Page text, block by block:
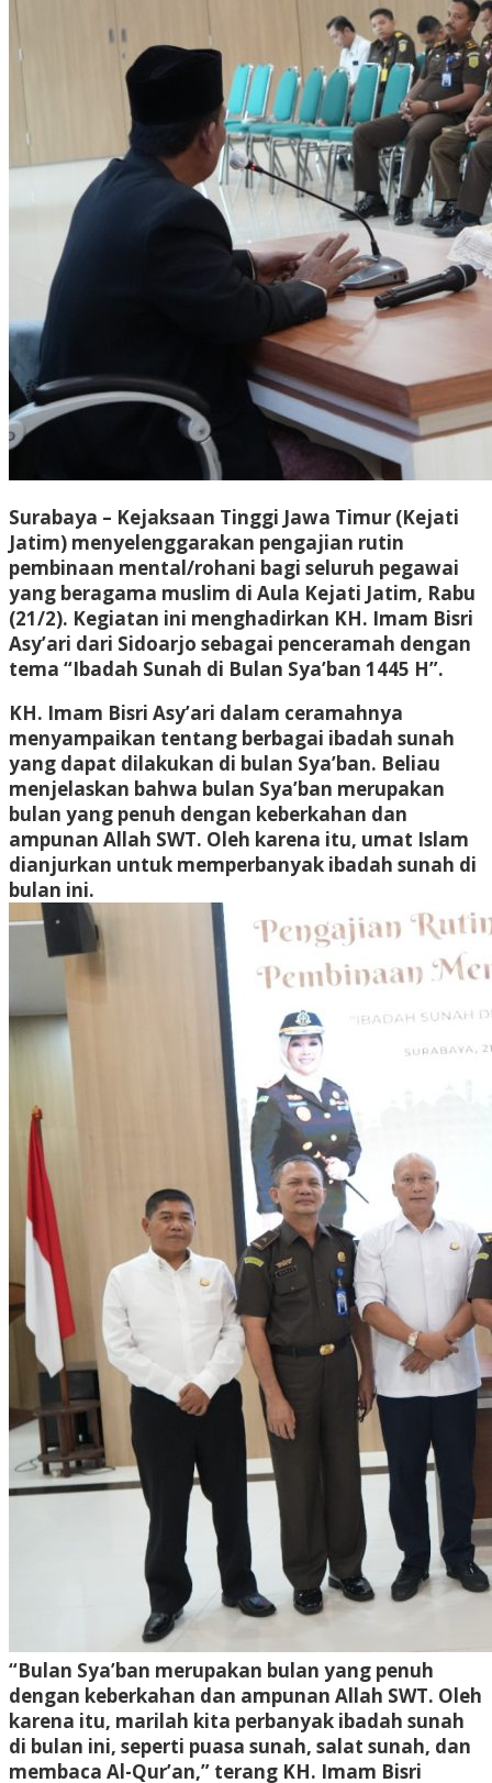
Surabaya – Kejaksaan Tinggi Jawa Timur (Kejati
Jatim) menyelenggarakan pengajian rutin
pembinaan mental/rohani bagi seluruh pegawai
yang beragama muslim di Aula Kejati Jatim, Rabu
(21/2). Kegiatan ini menghadirkan KH. Imam Bisri
Asy’ari dari Sidoarjo sebagai penceramah dengan
tema “Ibadah Sunah di Bulan Sya’ban 1445 H”.
KH. Imam Bisri Asy’ari dalam ceramahnya
menyampaikan tentang berbagai ibadah sunah
yang dapat dilakukan di bulan Sya’ban. Beliau
menjelaskan bahwa bulan Sya’ban merupakan
bulan yang penuh dengan keberkahan dan
ampunan Allah SWT. Oleh karena itu, umat Islam
dianjurkan untuk memperbanyak ibadah sunah di
bulan ini.
“Bulan Sya’ban merupakan bulan yang penuh
dengan keberkahan dan ampunan Allah SWT. Oleh
karena itu, marilah kita perbanyak ibadah sunah
di bulan ini, seperti puasa sunah, salat sunah, dan
membaca Al-Qur’an,” terang KH. Imam Bisri